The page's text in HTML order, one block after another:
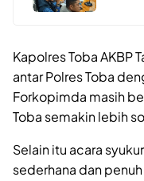
Kapolres Toba AKBP
antar Polres Toba
Forkopimda masih
Toba semakin lebih
Selain itu acara
sederhana dan